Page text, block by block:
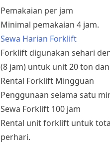
Pemakaian per jam
Minimal pemakaian 4 jam.
Sewa Harian Forklift
Forklift digunakan sehari
(8 jam) untuk unit 20 ton
Rental Forklift Mingguan
Penggunaan selama satu
Sewa Forklift 100 jam
Rental unit forklift untuk
perhari.